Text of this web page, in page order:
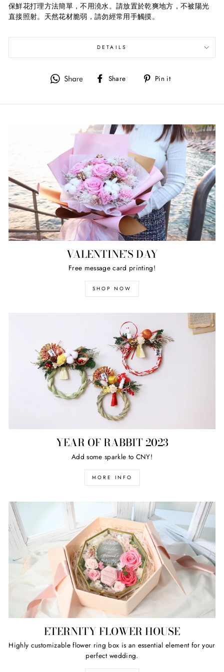
保鮮花打理方法簡單，不用澆水。請放置於乾爽地方，不被陽光
直接照射。天然花材脆弱，請勿經常用手觸摸。
DETAILS
Share
Share Pin it
VALENTINE’S DAY
Free message card printing!
SHOP NOW
YEAR OF RABBIT 2023
Add some sparkle to CNY!
MORE INFO
ETERNITY FLOWER HOUSE
Highly customizable flower ring box is an essential element for your
perfect wedding.